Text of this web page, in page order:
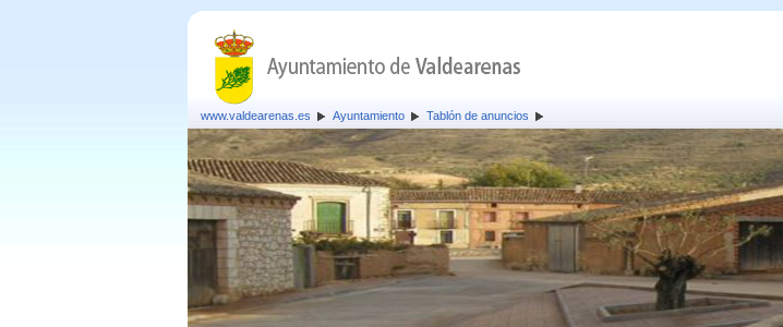
www.valdearenas.es Ayuntamiento Tablón de anuncios